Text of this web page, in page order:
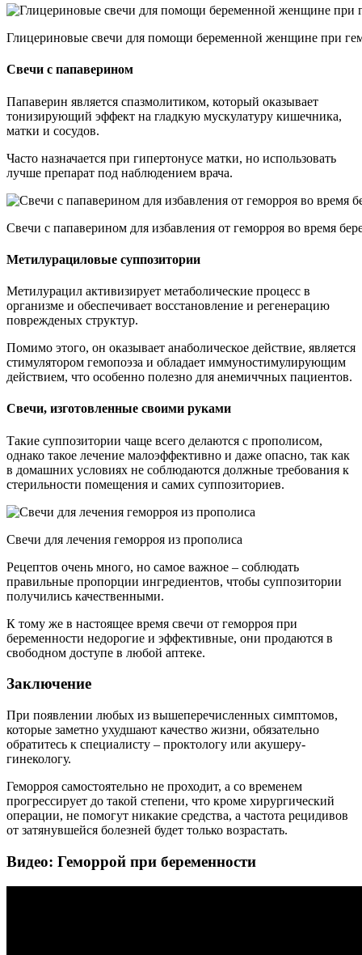
Глицериновые свечи для помощи беременной женщине при
Свечи с папаверином
Папаверин является спазмолитиком, который оказывает
тонизирующий эффект на гладкую мускулатуру кишечника,
матки и сосудов.
Часто назначается при гипертонусе матки, но использовать
лучше препарат под наблюдением врача.
Свечи с папаверином для избавления от геморроя во время
Метилурациловые суппозитории
Метилурацил активизирует метаболические процесс в
организме и обеспечивает восстановление и регенерацию
поврежденых структур.
Помимо этого, он оказывает анаболическое действие, является
стимулятором гемопоэза и обладает иммуностимулирующим
действием, что особенно полезно для анемиччных пациентов.
Свечи, изготовленные своими руками
Такие суппозитории чаще всего делаются с прополисом,
однако такое лечение малоэффективно и даже опасно, так как
в домашних условиях не соблюдаются должные требования к
стерильности помещения и самих суппозиториев.
Свечи для лечения геморроя из прополиса
Рецептов очень много, но самое важное – соблюдать
правильные пропорции ингредиентов, чтобы суппозитории
получились качественными.
К тому же в настоящее время свечи от геморроя при
беременности недорогие и эффективные, они продаются в
свободном доступе в любой аптеке.
Заключение
При появлении любых из вышеперечисленных симптомов,
которые заметно ухудшают качество жизни, обязательно
обратитесь к специалисту – проктологу или акушеру-
гинекологу.
Геморроя самостоятельно не проходит, а со временем
прогрессирует до такой степени, что кроме хирургический
операции, не помогут никакие средства, а частота рецидивов
от затянувшейся болезней будет только возрастать.
Видео: Геморрой при беременности